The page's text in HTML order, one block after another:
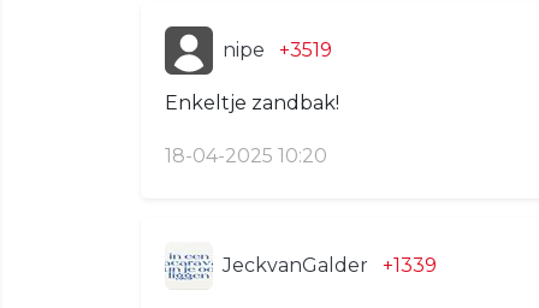
nipe +3519
Enkeltje zandbak!
18-04-2025 10:20
JeckvanGalder +1339